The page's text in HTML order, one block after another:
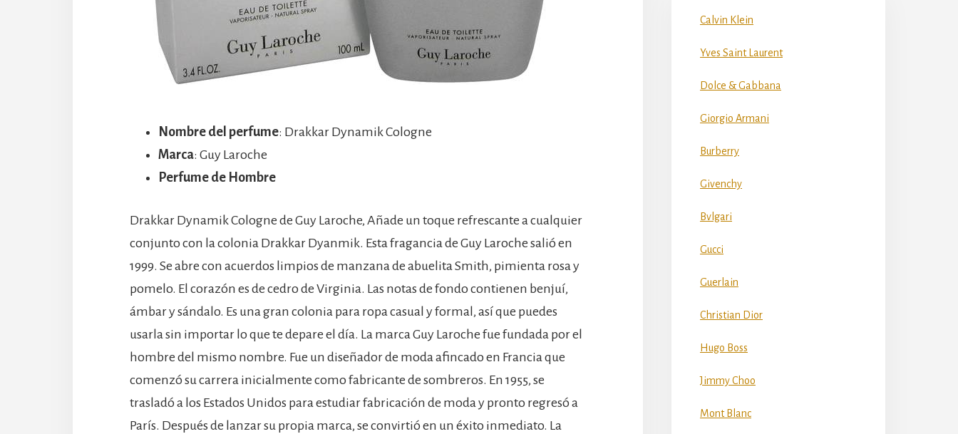
Nombre del perfume: Drakkar Dynamik Cologne
Marca: Guy Laroche
Perfume de Hombre
Drakkar Dynamik Cologne de Guy Laroche, Añade un toque refrescante a cualquier
conjunto con la colonia Drakkar Dyanmik. Esta fragancia de Guy Laroche salió en
1999. Se abre con acuerdos limpios de manzana de abuelita Smith, pimienta rosa y
pomelo. El corazón es de cedro de Virginia. Las notas de fondo contienen benjuí,
ámbar y sándalo. Es una gran colonia para ropa casual y formal, así que puedes
usarla sin importar lo que te depare el día. La marca Guy Laroche fue fundada por el
hombre del mismo nombre. Fue un diseñador de moda afincado en Francia que
comenzó su carrera inicialmente como fabricante de sombreros. En 1955, se
trasladó a los Estados Unidos para estudiar fabricación de moda y pronto regresó a
París. Después de lanzar su propia marca, se convirtió en un éxito inmediato. La
Calvin Klein
Yves Saint Laurent
Dolce & Gabbana
Giorgio Armani
Burberry
Givenchy
Bvlgari
Gucci
Guerlain
Christian Dior
Hugo Boss
Jimmy Choo
Mont Blanc